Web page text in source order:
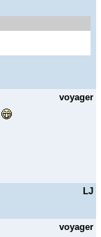
voyager
LJ
voyager